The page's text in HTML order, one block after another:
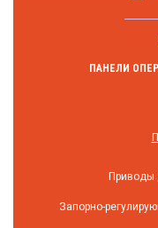
ПАНЕЛИ
Приводы
Запорно-